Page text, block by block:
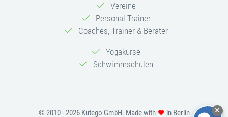
Vereine
Personal Trainer
Coaches, Trainer & Berater
Yogakurse
Schwimmschulen
© 2010 - 2026 Kutego GmbH. Made with in Berlin